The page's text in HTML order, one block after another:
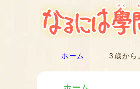
ホーム 3歳から